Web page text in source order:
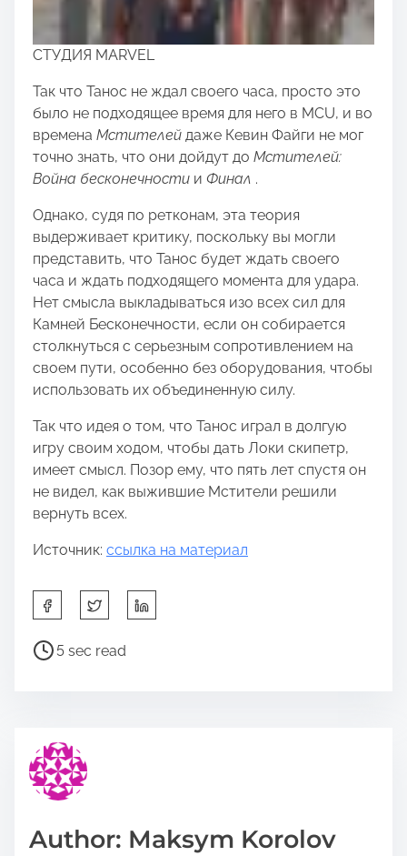
СТУДИЯ MARVEL
Так что Танос не ждал своего часа, просто это
было не подходящее время для него в MCU, и во
времена Мстителей даже Кевин Файги не мог
точно знать, что они дойдут до Мстителей:
Война бесконечности и Финал .
Однако, судя по ретконам, эта теория
выдерживает критику, поскольку вы могли
представить, что Танос будет ждать своего
часа и ждать подходящего момента для удара.
Нет смысла выкладываться изо всех сил для
Камней Бесконечности, если он собирается
столкнуться с серьезным сопротивлением на
своем пути, особенно без оборудования, чтобы
использовать их объединенную силу.
Так что идея о том, что Танос играл в долгую
игру своим ходом, чтобы дать Локи скипетр,
имеет смысл. Позор ему, что пять лет спустя он
не видел, как выжившие Мстители решили
вернуть всех.
Источник: ссылка на материал
h
a
s
p
s
P
o
e
a
d
i
5 sec read
Author: Maksym Korolov